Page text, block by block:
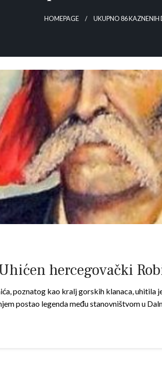
HOMEPAGE UKUPNO 86 KAZNENIH
hercegovački
poznatog kao kralj gorskih klanaca, uhitila
postao legenda među stanovništvom u